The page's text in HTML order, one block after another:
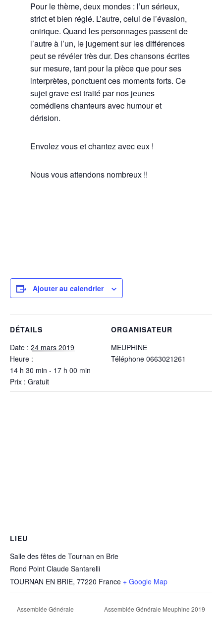
Pour le thème, deux mondes : l’un sérieux,
strict et bien réglé. L’autre, celui de l’évasion,
onirique. Quand les personnages passent de
l’autre à l’un, le jugement sur les différences
peut se révéler très dur. Des chansons écrites
sur mesure, tant pour la pièce que pour ses
interprètes, ponctuent ces moments forts. Ce
sujet grave est traité par nos jeunes
comédiens chanteurs avec humour et
dérision.
Envolez vous et chantez avec eux !
Nous vous attendons nombreux !!
Ajouter au calendrier
DÉTAILS
Date : 24 mars 2019
Heure :
14 h 30 min - 17 h 00 min
Prix : Gratuit
ORGANISATEUR
MEUPHINE
Téléphone 0663021261
LIEU
Salle des fêtes de Tournan en Brie
Rond Point Claude Santarelli
TOURNAN EN BRIE, 77220 France + Google Map
Assemblée Générale Assemblée Générale Meuphine 2019